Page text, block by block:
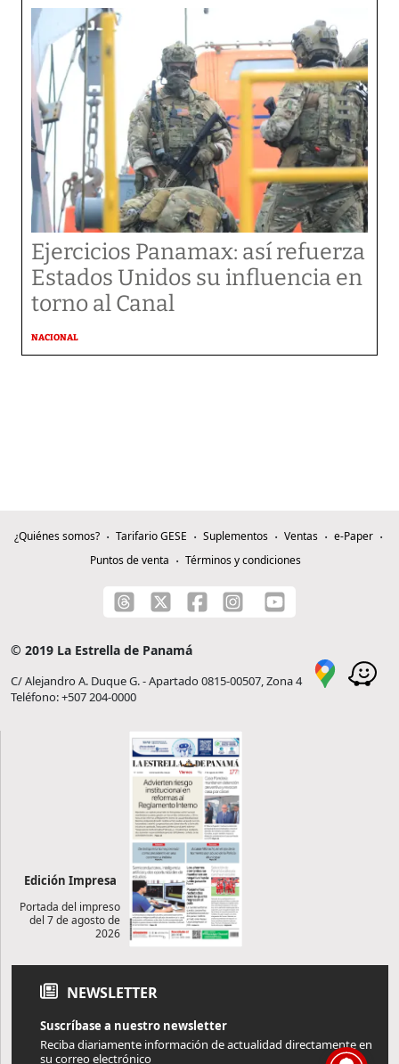
Ejercicios Panamax: así refuerza
Estados Unidos su influencia en
torno al Canal
NACIONAL
¿Quiénes somos? Tarifario GESE Suplementos Ventas
e-Paper
Puntos de venta
Términos y condiciones
© 2019 La Estrella de Panamá
C/ Alejandro A. Duque G. - Apartado 0815-00507, Zona 4
Teléfono: +507 204-0000
Edición Impresa
Portada del impreso
del 7 de agosto de
2026
NEWSLETTER
Suscríbase a nuestro newsletter
Reciba diariamente información de actualidad directamente en
su correo electrónico